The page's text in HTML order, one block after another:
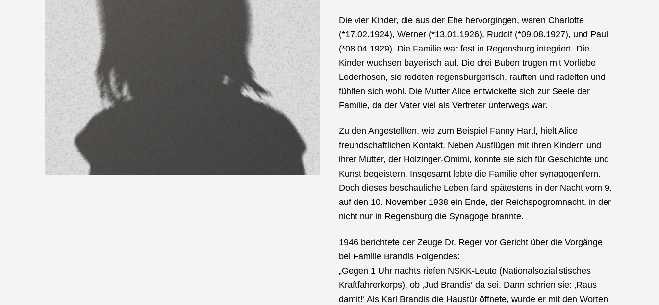
Die vier Kinder, die aus der Ehe hervorgingen, waren Charlotte
(*17.02.1924), Werner (*13.01.1926), Rudolf (*09.08.1927), und Paul
(*08.04.1929). Die Familie war fest in Regensburg integriert. Die
Kinder wuchsen bayerisch auf. Die drei Buben trugen mit Vorliebe
Lederhosen, sie redeten regensburgerisch, rauften und radelten und
fühlten sich wohl. Die Mutter Alice entwickelte sich zur Seele der
Familie, da der Vater viel als Vertreter unterwegs war.
Zu den Angestellten, wie zum Beispiel Fanny Hartl, hielt Alice
freundschaftlichen Kontakt. Neben Ausflügen mit ihren Kindern und
ihrer Mutter, der Holzinger-Omimi, konnte sie sich für Geschichte und
Kunst begeistern. Insgesamt lebte die Familie eher synagogenfern.
Doch dieses beschauliche Leben fand spätestens in der Nacht vom 9.
auf den 10. November 1938 ein Ende, der Reichspogromnacht, in der
nicht nur in Regensburg die Synagoge brannte.
1946 berichtete der Zeuge Dr. Reger vor Gericht über die Vorgänge
bei Familie Brandis Folgendes:
„Gegen 1 Uhr nachts riefen NSKK-Leute (Nationalsozialistisches
Kraftfahrerkorps), ob ‚Jud Brandis‘ da sei. Dann schrien sie: ‚Raus
damit!‘ Als Karl Brandis die Haustür öffnete, wurde er mit den Worten